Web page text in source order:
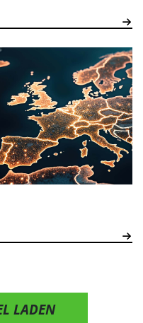
LADEN